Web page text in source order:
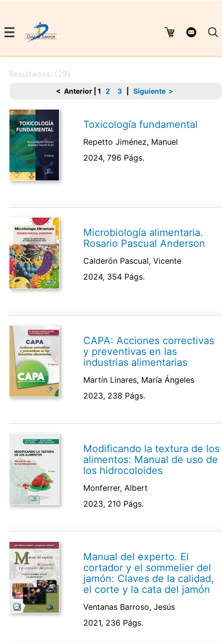
Resultados: (29)
< Anterior| 1 2 3 Siguiente >
Toxicología fundamental
Repetto Jiménez, Manuel
2024, 796 Págs.
Microbiología alimentaria.
Rosario Pascual Anderson
Calderón Pascual, Vicente
2024, 354 Págs.
CAPA: Acciones correctivas
y preventivas en las
industrias alimentarias
Martín Linares, María Ángeles
2023, 238 Págs.
Modificando la textura de los
alimentos: Manual de uso de
los hidrocoloides
Monferrer, Albert
2023, 210 Págs.
Manual del experto. El
cortador y el sommelier del
jamón: Claves de la calidad,
el corte y la cata del jamón
Ventanas Barroso, Jesús
2021, 236 Págs.